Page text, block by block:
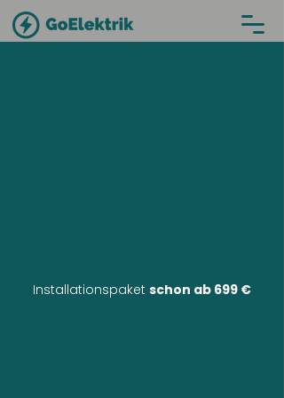
Installationspaket schon ab 699 €